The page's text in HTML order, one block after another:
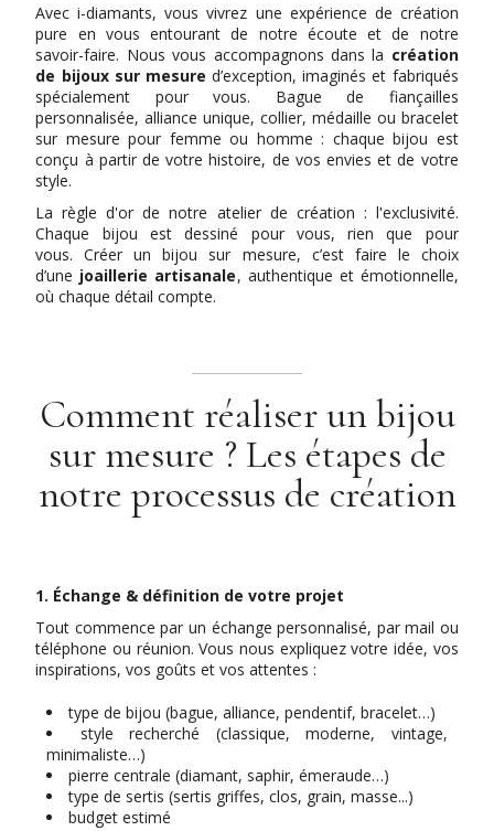
Avec i-diamants, vous vivrez une expérience de création
pure en vous entourant de notre écoute et de notre
savoir-faire. Nous vous accompagnons dans la création
de bijoux sur mesure d’exception, imaginés et fabriqués
spécialement pour vous. Bague de fiançailles
personnalisée, alliance unique, collier, médaille ou bracelet
sur mesure pour femme ou homme : chaque bijou est
conçu à partir de votre histoire, de vos envies et de votre
style.
La règle d'or de notre atelier de création : l'exclusivité.
Chaque bijou est dessiné pour vous, rien que pour
vous. Créer un bijou sur mesure, c’est faire le choix
d’une joaillerie artisanale, authentique et émotionnelle,
où chaque détail compte.
Comment réaliser un bijou
sur mesure ? Les étapes de
notre processus de création
1. Échange & définition de votre projet
Tout commence par un échange personnalisé, par mail ou
téléphone ou réunion. Vous nous expliquez votre idée, vos
inspirations, vos goûts et vos attentes :
type de bijou (bague, alliance, pendentif, bracelet…)
style recherché (classique, moderne, vintage,
minimaliste…)
pierre centrale (diamant, saphir, émeraude…)
type de sertis (sertis griffes, clos, grain, masse...)
budget estimé